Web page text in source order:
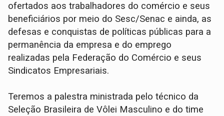
ofertados aos trabalhadores do comércio e seus
beneficiários por meio do Sesc/Senac e ainda, as
defesas e conquistas de políticas públicas para a
permanência da empresa e do emprego
realizadas pela Federação do Comércio e seus
Sindicatos Empresariais.
Teremos a palestra ministrada pelo técnico da
Seleção Brasileira de Vôlei Masculino e do time